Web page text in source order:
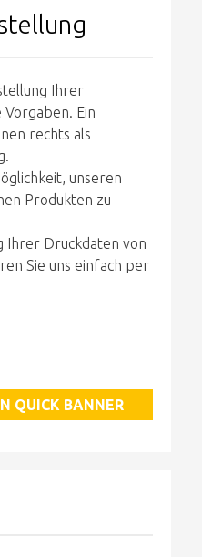
Ihrer
Ein
rechts als
unseren
Produkten zu
Ihrer Druckdaten von
Sie uns einfach per
QUICK BANNER